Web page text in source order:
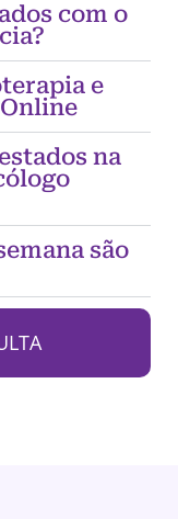
com o
e
na
são